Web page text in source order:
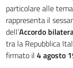
particolare alle
rappresenta il
dell’Accordo
tra la Repubblica
firmato il 4 agosto